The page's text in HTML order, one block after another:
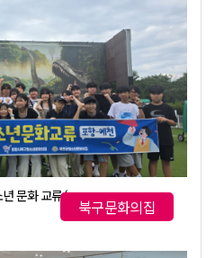
문화 교류(포항-예천)
북구문화의집